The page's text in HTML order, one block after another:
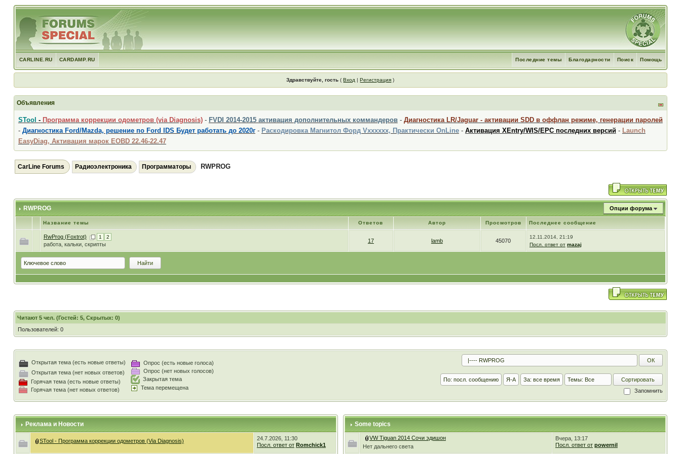
CARLINE.RU CARDAMP.RU Помощь
Поиск
Благодарности
Последние темы
Здравствуйте, гость (Вход |Регистрация )
Объявления
STool - Программа коррекции одометров (via Diagnosis)- FVDI 2014-2015 активация дополнительных коммандеров- Диагностика LR/Jaguar - активации SDD в оффлан режиме, генерации паролей
- Диагностика Ford/Mazda, решение по Ford IDS Будет работать до 2020г- Раскодировка Магнитол Форд Vxxxxxx, Практически OnLine- Активация XEntry/WIS/EPC последних версий- Launch
EasyDiag, Активация марок EOBD 22.46-22.47
CarLine Forums Радиоэлектроника Программаторы RWPROG
RWPROG Опции форума
Название темы Ответов Автор Просмотров Последнее сообщение
RwProg (Foxtrot) 1 2
работа, кальки, скрипты
17 lamb 45070
12.11.2014, 21:19
Посл. ответ от mazaj
Читают 5 чел. (Гостей: 5, Скрытых: 0)
Пользователей: 0
Открытая тема (есть новые ответы)
Открытая тема (нет новых ответов)
Горячая тема (есть новые ответы)
Горячая тема (нет новых ответов)
Опрос (есть новые голоса)
Опрос (нет новых голосов)
Закрытая тема
Тема перемещена
Запомнить
Реклама и Новости
STool - Программа коррекции одометров (Via Diagnosis)
24.7.2026, 11:30
Посл. ответ от Romchick1
Some topics
VW Tiguan 2014 Сочи эдишон
Нет дальнего света
Вчера, 13:17
Посл. ответ от powernil